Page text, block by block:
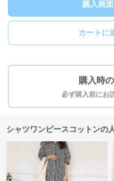
購入画
カートに
購入時
必ず購入前にお
シャツワンピースコットンの